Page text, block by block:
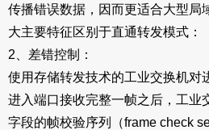
传播错误数据，因而更适合大型局
大主要特征区别于直通转发模式：
2、差错控制：
使用存储转发技术的工业交换机对
进入端口接收完整一帧之后，工业
字段的帧校验序列（frame check